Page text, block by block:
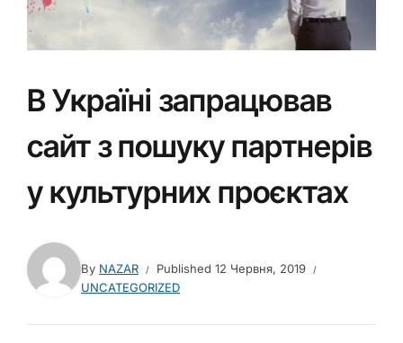
В Україні запрацював
сайт з пошуку партнерів
у культурних проєктах
By NAZAR Published 12 Червня, 2019
UNCATEGORIZED